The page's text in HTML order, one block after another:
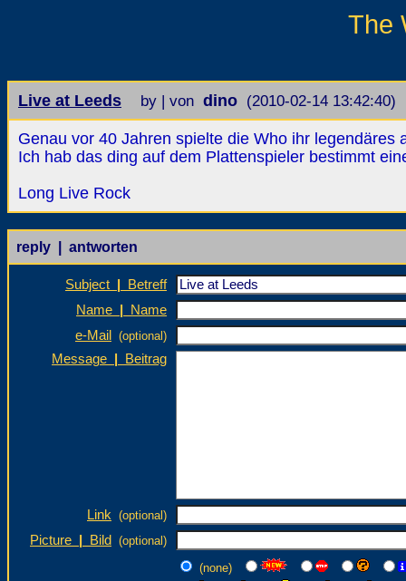
The
Live at Leeds by | von dino (2010-02-14 13:42:40)
Genau vor 40 Jahren spielte die Who ihr legendäres
Ich hab das ding auf dem Plattenspieler bestimmt
Long Live Rock
reply | antworten
Subject
Betreff
Name
Name
e-Mail
(optional)
Message Beitrag
Link (optional)
Picture Bild
(optional)
(none)